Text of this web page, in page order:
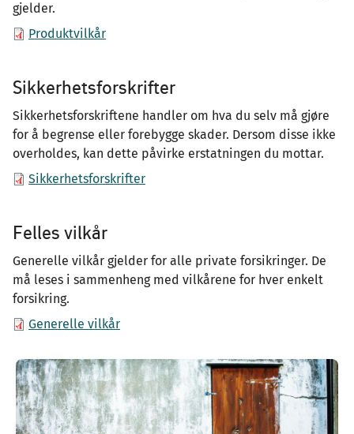
gjelder.
Produktvilkår
Sikkerhetsforskrifter
Sikkerhetsforskriftene handler om hva du selv må gjøre
for å begrense eller forebygge skader. Dersom disse ikke
overholdes, kan dette påvirke erstatningen du mottar.
Sikkerhetsforskrifter
Felles vilkår
Generelle vilkår gjelder for alle private forsikringer. De
må leses i sammenheng med vilkårene for hver enkelt
forsikring.
Generelle vilkår